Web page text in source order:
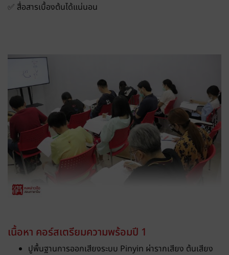
✅ สื่อสารเบื้องต้นได้แน่นอน
เนื้อหา คอร์สเตรียมความพร้อมปี 1
ปูพื้นฐานการออกเสียงระบบ Pinyin ผ่ารากเสียง ต้นเสียง